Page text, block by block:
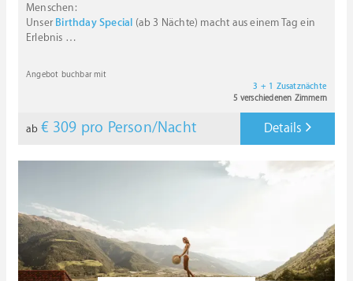
Menschen:
Unser Birthday Special (ab 3 Nächte) macht aus einem Tag ein
Erlebnis …
Angebot buchbar mit
3 + 1 Zusatznächte
5 verschiedenen Zimmern
ab € 309 pro Person/Nacht Details